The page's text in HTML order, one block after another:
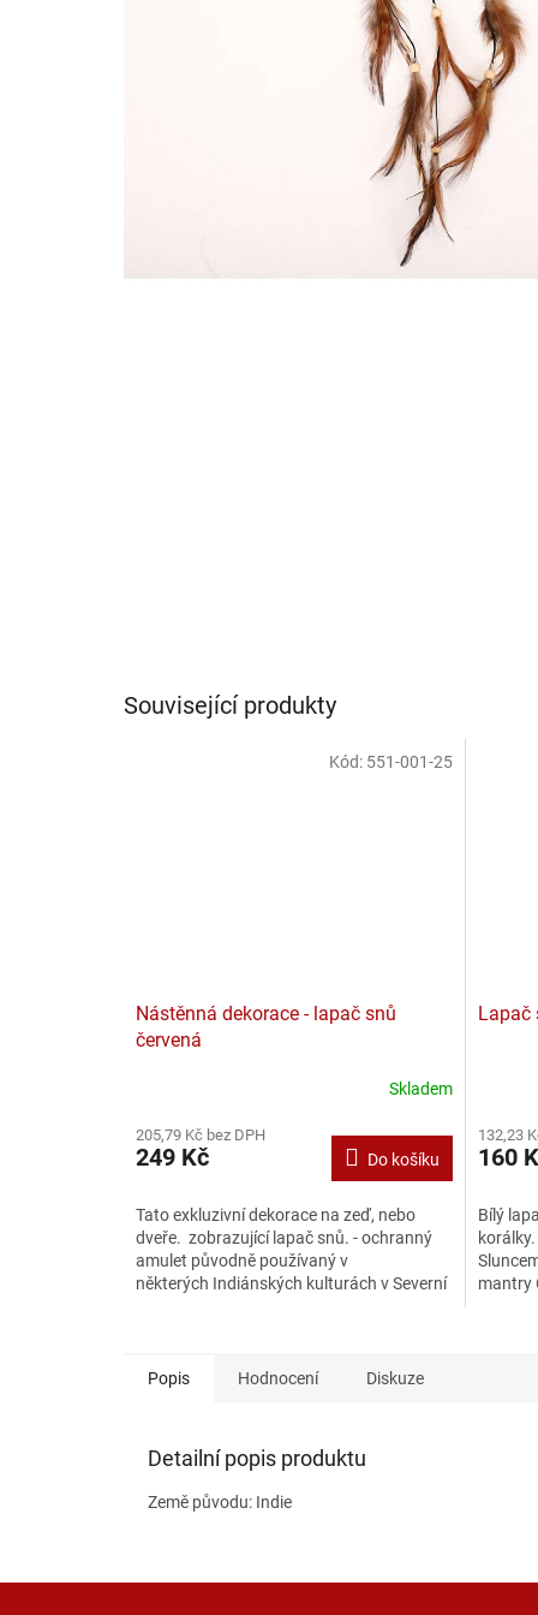
Související produkty
Nástěnná dekorace - lapač snů
červená
Skladem
205,79 Kč bez DPH
249 Kč Do košíku
Tato exkluzivní dekorace na zeď, nebo
dveře. zobrazující lapač snů. - ochranný
amulet původně používaný v
některých Indiánských kulturách v Severní
Kód: 551-001-25
Lapač
132,23
160
Bílý
mantry
Popis Hodnocení Diskuze
Detailní popis produktu
Země původu: Indie